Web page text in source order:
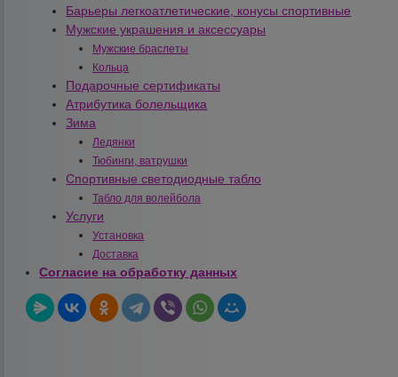
Барьеры легкоатлетические, конусы спортивные
Мужские украшения и аксессуары
Мужские браслеты
Кольца
Подарочные сертификаты
Атрибутика болельщика
Зима
Ледянки
Тюбинги, ватрушки
Спортивные светодиодные табло
Табло для волейбола
Услуги
Установка
Доставка
Согласие на обработку данных